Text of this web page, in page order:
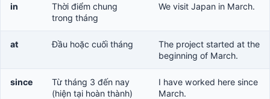
in
Thời điểm chung
trong tháng
We visit Japan in March.
at Đầu hoặc cuối tháng
The project started at the
beginning of March.
since
Từ tháng 3 đến nay
(hiện tại hoàn thành)
I have worked here since
March.